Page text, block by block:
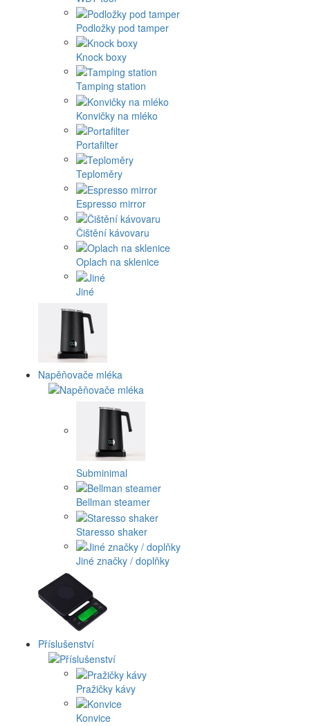
Podložky pod tamper
Knock boxy
Tamping station
Konvičky na mléko
Portafilter
Teploměry
Espresso mirror
Čištění kávovaru
Oplach na sklenice
Jiné
Napěňovače mléka
Subminimal
Bellman steamer
Staresso shaker
Jiné značky / doplňky
Příslušenství
Pražičky kávy
Konvice